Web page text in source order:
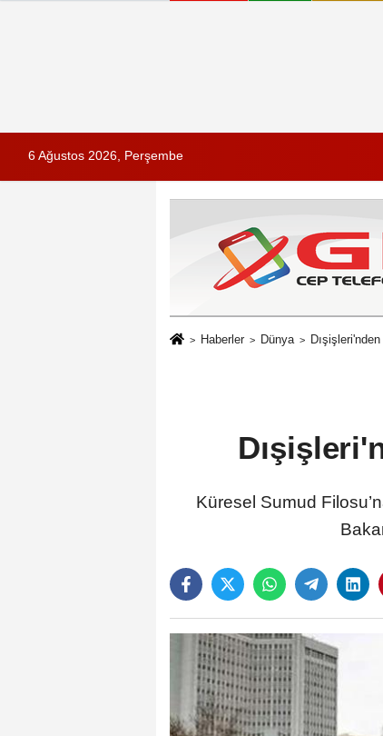
6 Ağustos 2026, Perşembe
Haberler Dünya
Küresel Sumud